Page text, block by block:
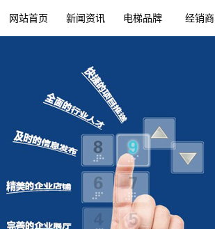
网站首页 新闻资讯 电梯品牌 经销商